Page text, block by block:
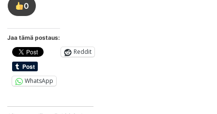
0
Tykkää
tästä
Jaa tämä postaus:
Reddit
WhatsApp